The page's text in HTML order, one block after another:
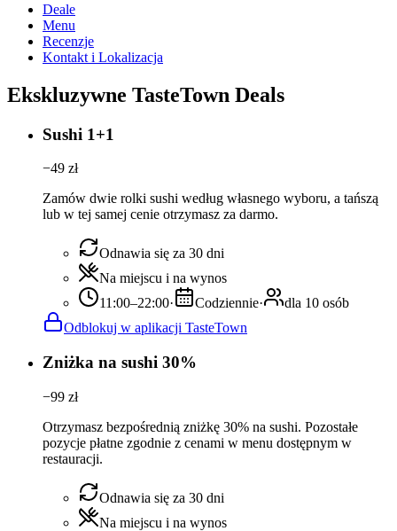
Deale
Menu
Recenzje
Kontakt i Lokalizacja
Ekskluzywne TasteTown Deals
Sushi 1+1
−49 zł
Zamów dwie rolki sushi według własnego wyboru, a tańszą
lub w tej samej cenie otrzymasz za darmo.
Odnawia się za 30 dni
Na miejscu i na wynos
11:00–22:00· Codziennie·
dla 10 osób
Odblokuj w aplikacji TasteTown
Zniżka na sushi 30%
−99 zł
Otrzymasz bezpośrednią zniżkę 30% na sushi. Pozostałe
pozycje płatne zgodnie z cenami w menu dostępnym w
restauracji.
Odnawia się za 30 dni
Na miejscu i na wynos